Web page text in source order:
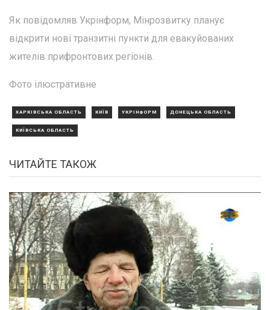
Як повідомляв Укрінформ, Мінрозвитку планує
відкрити нові транзитні пункти для евакуйованих
жителів прифронтових регіонів.
Фото ілюстративне
ХАРКІВСЬКА ОБЛАСТЬ КИЇВ УКРІНФОРМ ДОНЕЦЬКА ОБЛАСТЬ
КИЇВСЬКА ОБЛАСТЬ
ЧИТАЙТЕ ТАКОЖ